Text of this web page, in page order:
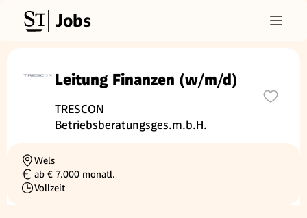
Jobs
Leitung Finanzen (w/m/d)
TRESCON
Betriebsberatungsges.m.b.H.
Ortschaft
Wels
Gehalt
ab € 7.000 monatl.
Beschäftigungsart
Vollzeit